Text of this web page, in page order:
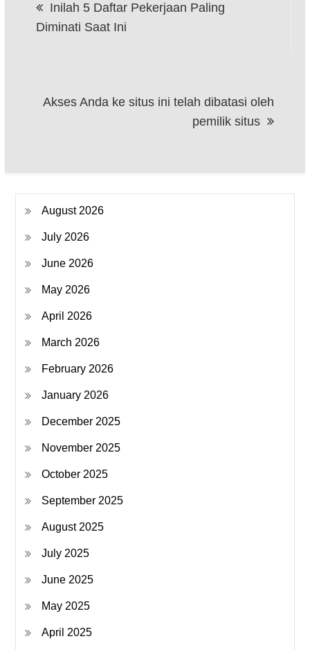
navigation
Inilah 5 Daftar Pekerjaan Paling
Diminati Saat Ini
Akses Anda ke situs ini telah dibatasi oleh
pemilik situs
August 2026
July 2026
June 2026
May 2026
April 2026
March 2026
February 2026
January 2026
December 2025
November 2025
October 2025
September 2025
August 2025
July 2025
June 2025
May 2025
April 2025